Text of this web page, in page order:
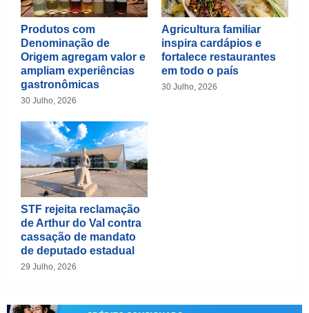
Produtos com
Denominação de
Origem agregam valor e
ampliam experiências
gastronômicas
30 Julho, 2026
Agricultura familiar
inspira cardápios e
fortalece restaurantes
em todo o país
30 Julho, 2026
STF rejeita reclamação
de Arthur do Val contra
cassação de mandato
de deputado estadual
29 Julho, 2026